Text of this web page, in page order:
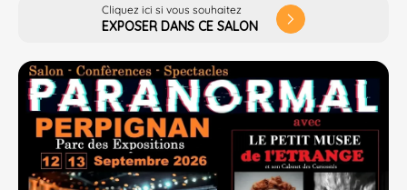
Cliquez ici si vous souhaitez
EXPOSER DANS CE SALON arrow_forward_ios